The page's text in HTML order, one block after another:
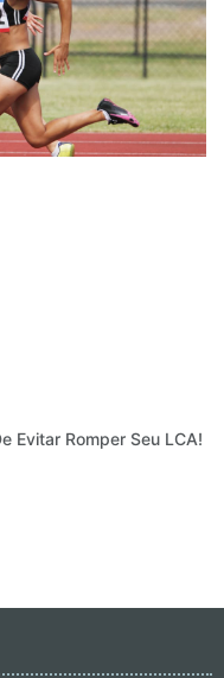
Evitar Romper Seu LCA!